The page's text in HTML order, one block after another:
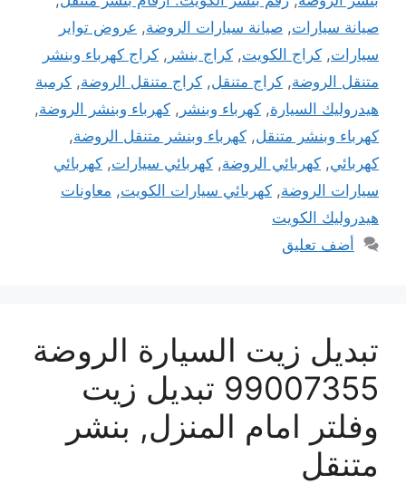
صيانة سيارات, صيانة سيارات الروضة, عروض تواير
سيارات, كراج الكويت, كراج بنشر , كراج كهرباء وبنشر
متنقل الروضة, كراج متنقل, كراج متنقل الروضة, كرمبة
هيدروليك السيارة, كهرباء وبنشر , كهرباء وبنشر الروضة,
كهرباء وبنشر متنقل, كهرباء وبنشر متنقل الروضة,
كهربائي, كهربائي الروضة, كهربائي سيارات, كهربائي
سيارات الروضة, كهربائي سيارات الكويت, معاونات
هيدروليك الكويت
أضف تعليق
تبديل زيت السيارة الروضة
99007355 تبديل زيت
وفلتر امام المنزل, بنشر
متنقل